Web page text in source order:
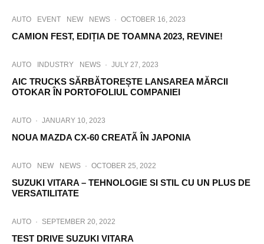
AUTO EVENT NEW NEWS · OCTOBER 16, 2023
CAMION FEST, EDIȚIA DE TOAMNA 2023, REVINE!
AUTO INDUSTRY NEWS · JULY 27, 2023
AIC TRUCKS SĂRBĂTOREȘTE LANSAREA MĂRCII
OTOKAR ÎN PORTOFOLIUL COMPANIEI
AUTO · JANUARY 10, 2023
NOUA MAZDA CX-60 CREATÃ ÎN JAPONIA
AUTO NEW NEWS · OCTOBER 25, 2022
SUZUKI VITARA – TEHNOLOGIE SI STIL CU UN PLUS DE
VERSATILITATE
AUTO · SEPTEMBER 20, 2022
TEST DRIVE SUZUKI VITARA